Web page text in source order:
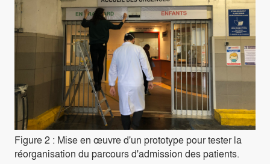
Figure 2 : Mise en œuvre d'un prototype pour tester la
réorganisation du parcours d'admission des patients.